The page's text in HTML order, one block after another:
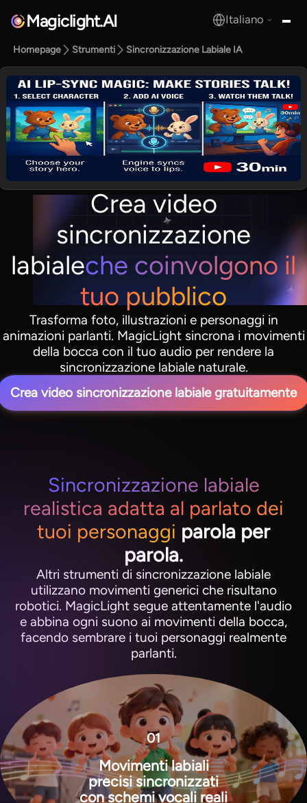
Magiclight.AI Italiano
Homepage Strumenti Sincronizzazione Labiale IA
Crea video
sincronizzazione
labialeche coinvolgono il
tuo pubblico
Trasforma foto, illustrazioni e personaggi in
animazioni parlanti. MagicLight sincrona i movimenti
della bocca con il tuo audio per rendere la
sincronizzazione labiale naturale.
Crea video sincronizzazione labiale gratuitamente
Sincronizzazione labiale
realistica adatta al parlato dei
tuoi personaggi parola per
parola.
Altri strumenti di sincronizzazione labiale
utilizzano movimenti generici che risultano
robotici. MagicLight segue attentamente l'audio
e abbina ogni suono ai movimenti della bocca,
facendo sembrare i tuoi personaggi realmente
parlanti.
01
Movimenti labiali
precisi sincronizzati
con schemi vocali reali